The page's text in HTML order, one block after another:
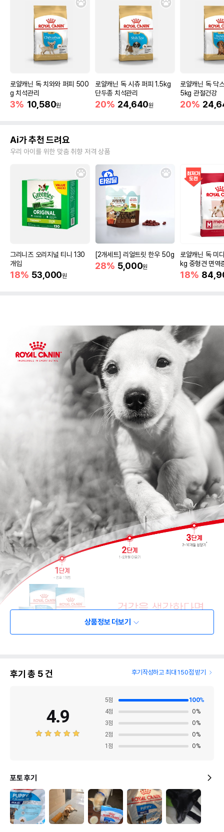
로얄캐닌 독 치와와 퍼피 500
g 치석관리
3% 10,580원
로얄캐닌 독 시츄 퍼피 1.5kg
단두종 치석관리
20% 24,640원
로얄캐닌 독 닥
5kg 관절건강
20%
Ai가 추천 드려요
우리 아이를 위한 맞춤 취향 저격 상품
그리니즈 오리지널 티니 130
개입
18% 53,000원
[2개세트] 리얼트릿 한우 50g
28% 5,000원
로얄캐닌 독 미
kg 중형견 면역
18%
상품정보 더보기
후기 총 5건 후기작성하고 최대 150점 받기
4.9
5점 100%
4점 0%
3점 0%
2점 0%
1 점 0%
포토 후기